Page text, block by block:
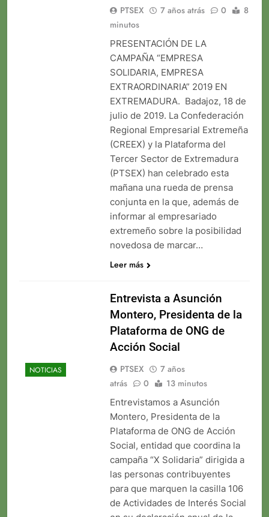
PTSEX 7 años atrás 0
8
minutos
PRESENTACIÓN DE LA
CAMPAÑA “EMPRESA
SOLIDARIA, EMPRESA
EXTRAORDINARIA” 2019 EN
EXTREMADURA. Badajoz, 18 de
julio de 2019. La Confederación
Regional Empresarial Extremeña
(CREEX) y la Plataforma del
Tercer Sector de Extremadura
(PTSEX) han celebrado esta
mañana una rueda de prensa
conjunta en la que, además de
informar al empresariado
extremeño sobre la posibilidad
novedosa de marcar…
Leer más
NOTICIAS
Entrevista a Asunción
Montero, Presidenta de la
Plataforma de ONG de
Acción Social
PTSEX
7 años
atrás
0 13 minutos
Entrevistamos a Asunción
Montero, Presidenta de la
Plataforma de ONG de Acción
Social, entidad que coordina la
campaña “X Solidaria” dirigida a
las personas contribuyentes
para que marquen la casilla 106
de Actividades de Interés Social